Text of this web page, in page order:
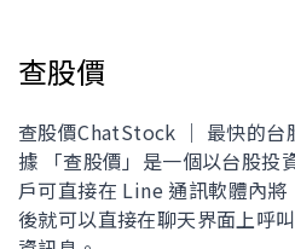
查股價
查股價ChatStock ｜ 最快的台
據 「查股價」是一個以台股投
戶可直接在 Line 通訊軟體內
後就可以直接在聊天界面上呼